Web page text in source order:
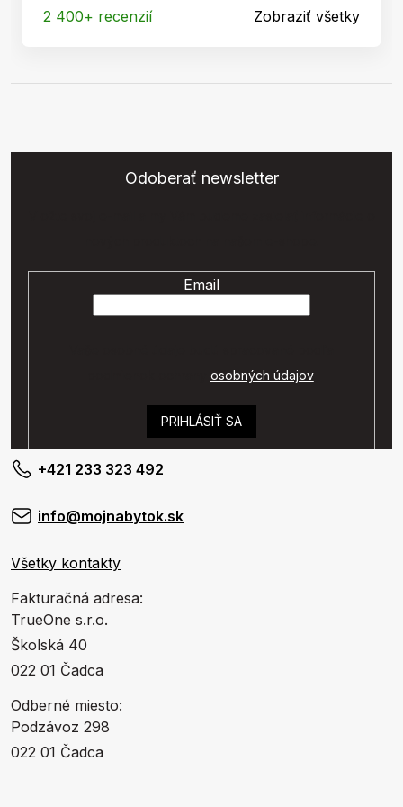
2 400+ recenzií Zobraziť všetky
Odoberať newsletter
Email
osobných údajov.
PRIHLÁSIŤ SA
+421 233 323 492
info@mojnabytok.sk
Všetky kontakty
Fakturačná adresa:
TrueOne s.r.o.
Školská 40
022 01 Čadca
Odberné miesto:
Podzávoz 298
022 01 Čadca